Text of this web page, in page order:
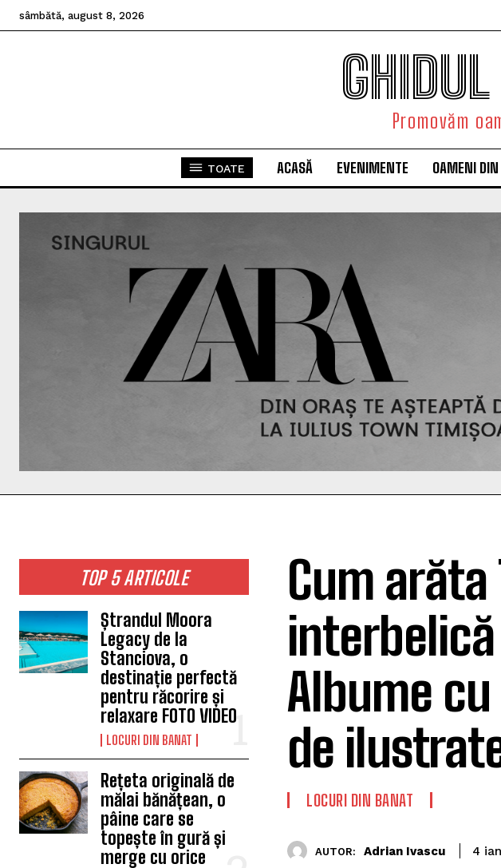
sâmbătă, august 8, 2026
Promovăm
TOATE ACASĂ EVENIMENTE OAMENI
TOP 5 ARTICOLE
Ștrandul Moora
Legacy de la
Stanciova, o
destinație perfectă
pentru răcorire și
relaxare FOTO VIDEO
LOCURI DIN BANAT
Rețeta originală de
mălai bănățean, o
pâine care se
topește în gură și
merge cu orice
Cum
Albume
de
LOCURI DIN BANAT
AUTOR: Adrian Ivascu 4